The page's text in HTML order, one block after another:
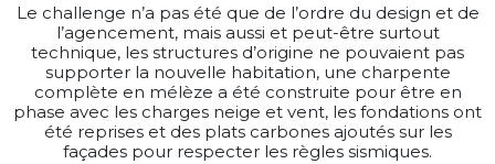
Le challenge n’a pas été que de l’ordre du design et de
l’agencement, mais aussi et peut-être surtout
technique, les structures d’origine ne pouvaient pas
supporter la nouvelle habitation, une charpente
complète en mélèze a été construite pour être en
phase avec les charges neige et vent, les fondations ont
été reprises et des plats carbones ajoutés sur les
façades pour respecter les règles sismiques.